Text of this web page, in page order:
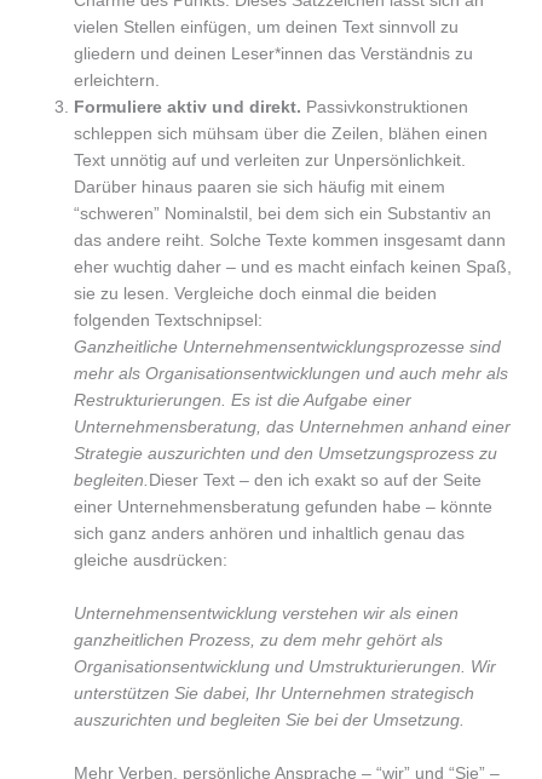
vielen Stellen einfügen, um deinen Text sinnvoll zu
gliedern und deinen Leser*innen das Verständnis zu
erleichtern.
Formuliere aktiv und direkt. Passivkonstruktionen
schleppen sich mühsam über die Zeilen, blähen einen
Text unnötig auf und verleiten zur Unpersönlichkeit.
Darüber hinaus paaren sie sich häufig mit einem
“schweren” Nominalstil, bei dem sich ein Substantiv an
das andere reiht. Solche Texte kommen insgesamt dann
eher wuchtig daher – und es macht einfach keinen Spaß,
sie zu lesen. Vergleiche doch einmal die beiden
folgenden Textschnipsel:
Ganzheitliche Unternehmensentwicklungsprozesse sind
mehr als Organisationsentwicklungen und auch mehr als
Restrukturierungen. Es ist die Aufgabe einer
Unternehmensberatung, das Unternehmen anhand einer
Strategie auszurichten und den Umsetzungsprozess zu
begleiten. Dieser Text – den ich exakt so auf der Seite
einer Unternehmensberatung gefunden habe – könnte
sich ganz anders anhören und inhaltlich genau das
gleiche ausdrücken:
Unternehmensentwicklung verstehen wir als einen
ganzheitlichen Prozess, zu dem mehr gehört als
Organisationsentwicklung und Umstrukturierungen. Wir
unterstützen Sie dabei, Ihr Unternehmen strategisch
auszurichten und begleiten Sie bei der Umsetzung.
Mehr Verben, persönliche Ansprache – “wir” und “Sie” –